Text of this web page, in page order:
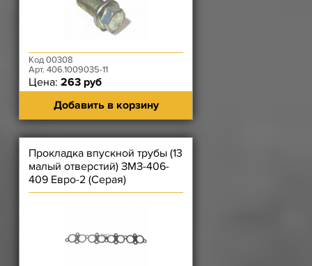
Код 00308
Арт. 406.1009035-11
Цена: 263 руб
Добавить в корзину
Прокладка впускной трубы (13
малый отверстий) ЗМЗ-406-
409 Евро-2 (Серая)